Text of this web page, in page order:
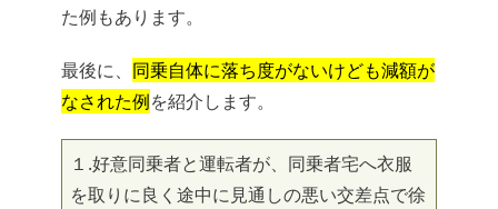
た例もあります。
最後に、 同乗自体に落ち度がないけども減額が
なされた例を紹介します。
１.好意同乗者と運転者が、同乗者宅へ衣服
を取りに良く途中に見通しの悪い交差点で徐